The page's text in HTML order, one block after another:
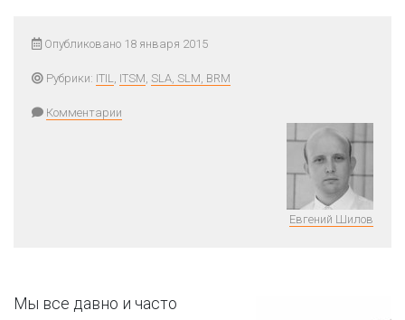
Опубликовано 18 января 2015
Рубрики: ITIL, ITSM, SLA, SLM, BRM
Комментарии
Евгений Шилов
Мы все давно и часто